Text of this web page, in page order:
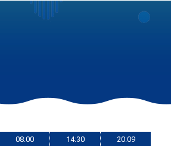
08:00 14:30 20:09